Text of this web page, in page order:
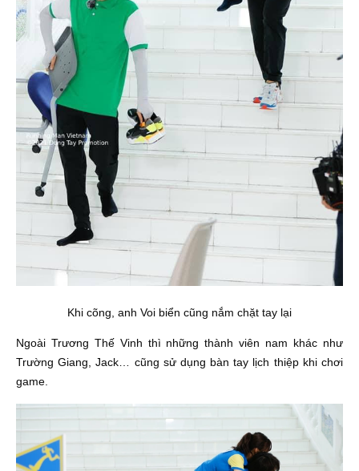
Khi cõng, anh Voi biển cũng nắm chặt tay lại
Ngoài Trương Thế Vinh thì những thành viên nam khác như
Trường Giang, Jack… cũng sử dụng bàn tay lịch thiệp khi chơi
game.